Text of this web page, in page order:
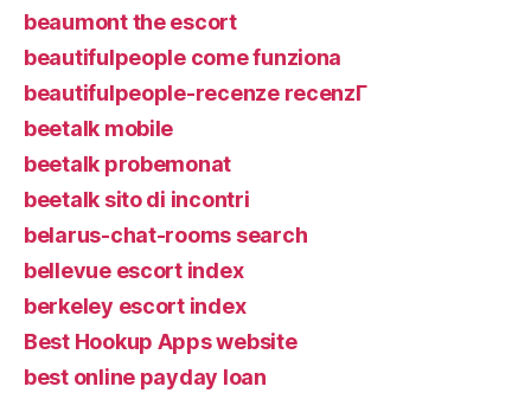
beaumont the escort
beautifulpeople come funziona
beautifulpeople-recenze recenzГ­
beetalk mobile
beetalk probemonat
beetalk sito di incontri
belarus-chat-rooms search
bellevue escort index
berkeley escort index
Best Hookup Apps website
best online payday loan